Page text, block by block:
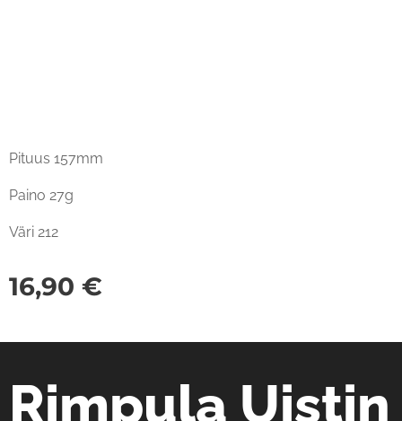
Pituus 157mm
Paino 27g
Väri 212
16,90 €
Rimpula Uistin